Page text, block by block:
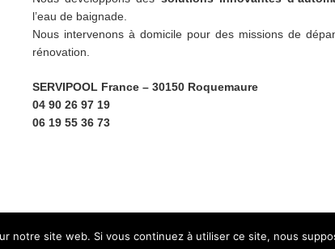
l’eau de baignade.
Nous intervenons à domicile pour des missions de
rénovation.
SERVIPOOL France – 30150 Roquemaure
04 90 26 97 19
06 19 55 36 73
notre site web. Si vous continuez à utiliser ce site, nous